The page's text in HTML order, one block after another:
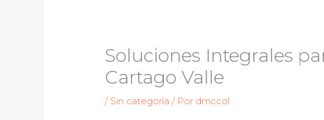
Soluciones Integrales
Cartago Valle
/ Sin categoría / Por dmccol